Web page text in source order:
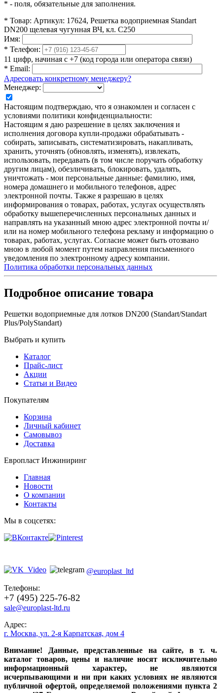
* - поля, обязательные для заполнения.
* Товар: Артикул: 17624, Решетка водоприемная Standart
DN200 щелевая чугунная ВЧ, кл. С250
Имя:
* Телефон:
11 цифр, начиная с +7 (код города или оператора связи)
* Email:
Адресовать конкретному менеджеру?
Менеджер:
Настоящим подтверждаю, что я ознакомлен и согласен с
условиями политики конфиденциальности:
Настоящим я даю разрешение в целях заключения и
исполнения договора купли-продажи обрабатывать -
собирать, записывать, систематизировать, накапливать,
хранить, уточнять (обновлять, изменять), извлекать,
использовать, передавать (в том числе поручать обработку
другим лицам), обезличивать, блокировать, удалять,
уничтожать - мои персональные данные: фамилию, имя,
номера домашнего и мобильного телефонов, адрес
электронной почты. Также я разрешаю в целях
информирования о товарах, работах, услугах осуществлять
обработку вышеперечисленных персональных данных и
направлять на указанный мною адрес электронной почты и/
или на номер мобильного телефона рекламу и информацию о
товарах, работах, услугах. Согласие может быть отозвано
мною в любой момент путем направления письменного
уведомления по электронному адресу компании.
Политика обработки персональных данных
Подробное описание товара
Решетки водоприемные для лотков DN200 (Standart/Standart
Plus/PolyStandart)
Выбрать и купить
Каталог
Прайс-лист
Акции
Статьи и Видео
Покупателям
Корзина
Личный кабинет
Самовывоз
Доставка
Европласт Инжиниринг
Главная
Новости
О компании
Контакты
Мы в соцсетях:
@europlast_ltd
Телефоны:
+7 (495) 225-76-82
sale@europlast-ltd.ru
Адрес:
г. Москва, ул. 2-я Карпатская, дом 4
Внимание! Данные, представленные на сайте, в т. ч.
каталог товаров, цены и наличие носят исключительно
информационный характер, не являются
исчерпывающими и ни при каких условиях не являются
публичной офертой, определяемой положениями пункта 2